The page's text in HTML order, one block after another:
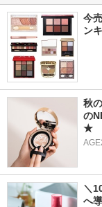
今
ン
秋
の
★
＼
へ